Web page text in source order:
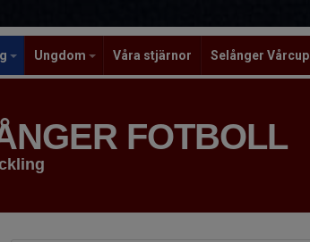
Ungdom Våra stjärnor Selånger Vårcup
FOTBOLL